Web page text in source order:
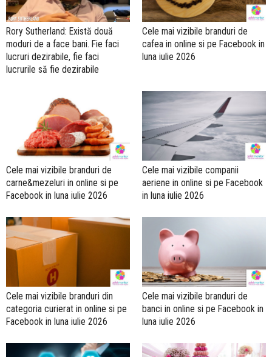
Rory Sutherland: Există două
moduri de a face bani. Fie faci
lucruri dezirabile, fie faci
lucrurile să fie dezirabile
Cele mai vizibile branduri de
cafea in online si pe Facebook in
luna iulie 2026
Cele mai vizibile branduri de
carne&mezeluri in online si pe
Facebook in luna iulie 2026
Cele mai vizibile companii
aeriene in online si pe Facebook
in luna iulie 2026
Cele mai vizibile branduri din
categoria curierat in online si pe
Facebook in luna iulie 2026
Cele mai vizibile branduri de
banci in online si pe Facebook in
luna iulie 2026